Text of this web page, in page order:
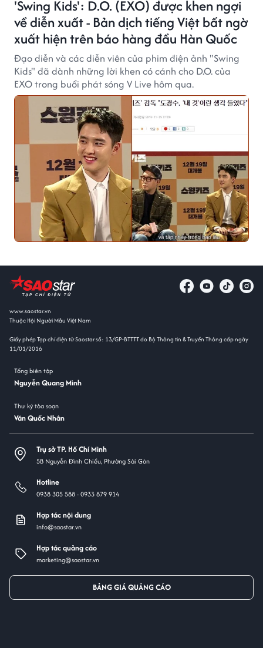
'Swing Kids': D.O. (EXO) được khen ngợi
về diễn xuất - Bản dịch tiếng Việt bất ngờ
xuất hiện trên báo hàng đầu Hàn Quốc
Đạo diễn và các diễn viên của phim điện ảnh "Swing
Kids" đã dành những lời khen có cánh cho D.O. của
EXO trong buổi phát sóng V Live hôm qua.
www.saostar.vn
Thuộc Hội Người Mẫu Việt Nam
Giấy phép Tạp chí điện tử Saostar số: 13/GP-BTTTT do Bộ Thông tin & Truyền Thông cấp ngày
11/01/2016
Tổng biên tập
Nguyễn Quang Minh
Thư ký tòa soạn
Văn Quốc Nhân
Trụ sở TP. Hồ Chí Minh
5B Nguyễn Đình Chiểu, Phường Sài Gòn
Hotline
0938 305 588 -0933 879 914
Hợp tác nội dung
info@saostar.vn
Hợp tác quảng cáo
marketing@saostar.vn
BẢNG GIÁ QUẢNG CÁO